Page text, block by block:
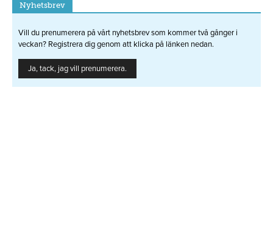
Nyhetsbrev
Vill du prenumerera på vårt nyhetsbrev som kommer två gånger i
veckan? Registrera dig genom att klicka på länken nedan.
Ja, tack, jag vill prenumerera.